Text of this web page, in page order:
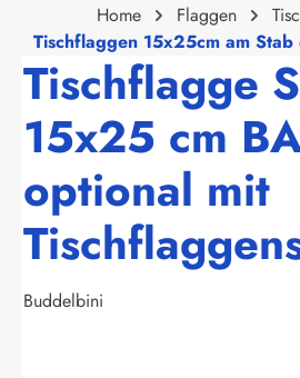
Home Flaggen
Tischflaggen 15x25cm am
Tischflagge
15x25 cm
optional mit
Buddelbini